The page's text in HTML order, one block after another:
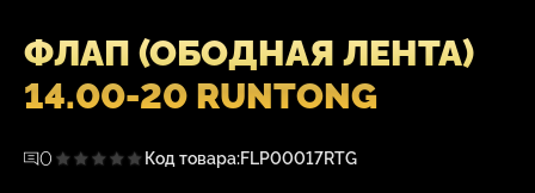
ФЛАП (ОБОДНАЯ ЛЕНТА)
14.00-20 RUNTONG
0 Код товара:FLP00017RTG